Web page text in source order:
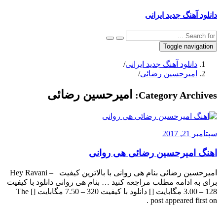
دانلود آهنگ جدید ایرانی
Toggle navigation
دانلود آهنگ جدید ایرانی/
امیرحسین رضائی/
Category Archives: امیرحسین رضائی
سپتامبر 21, 2017
اهنگ امیرحسین رضائی هی روانی
امیرحسین رضائی بنام هی روانی با بالاترین کیفیت – Hey Ravani
برای به ادامه مطلب مراجعه کنید … بنام هی روانی دانلود با کیفیت
128 – 3.00 مگابایت [] دانلود با کیفیت 320 – 7.50 مگابایت [] The
post appeared first on .